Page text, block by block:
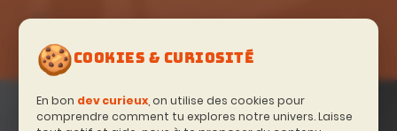
🍪COOKIES & CURIOSITÉ
En bon dev curieux, on utilise des cookies pour
comprendre comment tu explores notre univers. Laisse
NOS